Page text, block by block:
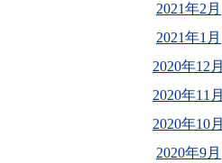
2021年2月
2021年1月
2020年12月
2020年11月
2020年10月
2020年9月